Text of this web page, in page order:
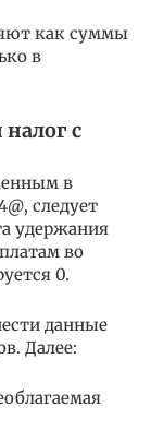
как суммы
в
с
в
следует
удержания
во
0.
данные
Далее: